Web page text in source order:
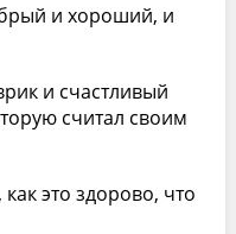
и хороший, и
и счастливый
считал своим
это здорово, что